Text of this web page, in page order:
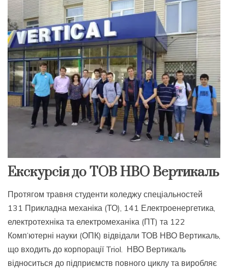
Екскурсія до ТОВ НВО Вертикаль
Протягом травня студенти коледжу спеціальностей
131 Прикладна механіка (ТО), 141 Електроенергетика,
електротехніка та електромеханіка (ПТ) та 122
Комп’ютерні науки (ОПК) відвідали ТОВ НВО Вертикаль,
що входить до корпорації Triol. НВО Вертикаль
відноситься до підприємств повного циклу та виробляє